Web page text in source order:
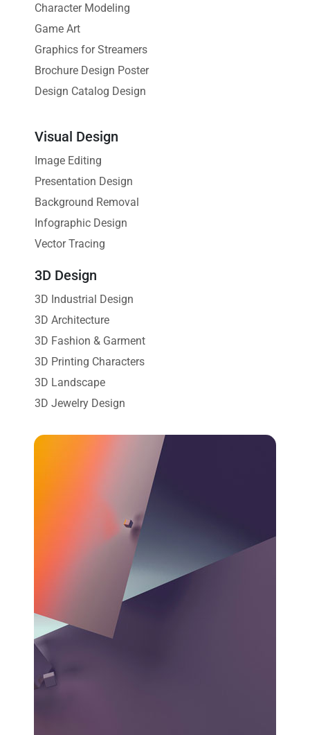
Character Modeling
Game Art
Graphics for Streamers
Brochure Design Poster
Design Catalog Design
Visual Design
Image Editing
Presentation Design
Background Removal
Infographic Design
Vector Tracing
3D Design
3D Industrial Design
3D Architecture
3D Fashion & Garment
3D Printing Characters
3D Landscape
3D Jewelry Design